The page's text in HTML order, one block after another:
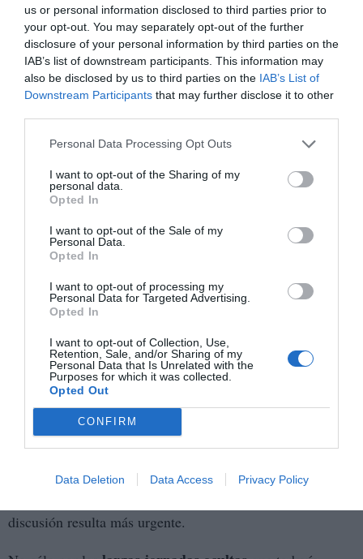
us or personal information disclosed to third parties prior to
your opt-out. You may separately opt-out of the further
disclosure of your personal information by third parties on the
IAB’s list of downstream participants. This information may
also be disclosed by us to third parties on the IAB’s List of
Downstream Participants that may further disclose it to other
Personal Data Processing Opt Outs
I want to opt-out of the Sharing of my
personal data.
Opted In
I want to opt-out of the Sale of my
Personal Data.
Opted In
I want to opt-out of processing my
Personal Data for Targeted Advertising.
Opted In
I want to opt-out of Collection, Use,
Retention, Sale, and/or Sharing of my
Personal Data that Is Unrelated with the
Purposes for which it was collected.
Opted Out
CONFIRM
Data Deletion Data Access Privacy Policy
Una parte del empresariado considera que endurecer los
registros introduce rigidez y desconfianza. Trabajo
sostiene exactamente lo contrario. Que sin control real
resulta imposible garantizar derechos laborales básicos.
El debate de fondo enfrenta dos modelos muy distintos
de entender el trabajo contemporáneo. Uno donde la
disponibilidad permanente se normaliza
silenciosamente y otro que intenta volver a poner
límites concretos a la jornada laboral en plena
economía digital.
la reforma no ha frenado a Díaz, que mantiene intacta la
voluntad política de aprobarla. En el Ministerio creen que
el registro digital acabará siendo una herramienta clave
tanto para combatir abusos como para preparar futuras
reformas laborales.
Porque incluso después del fracaso parlamentario de las
37,5 horas, el debate sobre el tiempo de trabajo sigue
discusión resulta más urgente.